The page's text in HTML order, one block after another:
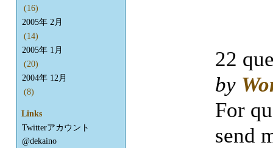
(16)
2005年 2月
(14)
2005年 1月
(20)
2004年 12月
(8)
Links
Twitterアカウント
@dekaino
22
by
For
send